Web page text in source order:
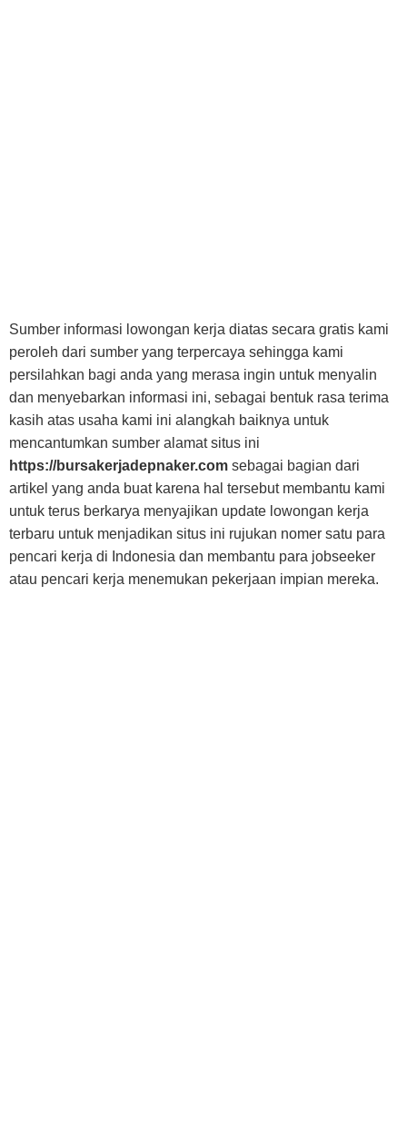
Sumber informasi lowongan kerja diatas secara gratis kami
peroleh dari sumber yang terpercaya sehingga kami
persilahkan bagi anda yang merasa ingin untuk menyalin
dan menyebarkan informasi ini, sebagai bentuk rasa terima
kasih atas usaha kami ini alangkah baiknya untuk
mencantumkan sumber alamat situs ini
https://bursakerjadepnaker.com sebagai bagian dari
artikel yang anda buat karena hal tersebut membantu kami
untuk terus berkarya menyajikan update lowongan kerja
terbaru untuk menjadikan situs ini rujukan nomer satu para
pencari kerja di Indonesia dan membantu para jobseeker
atau pencari kerja menemukan pekerjaan impian mereka.